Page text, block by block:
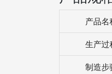
产品名
生产过
制造步